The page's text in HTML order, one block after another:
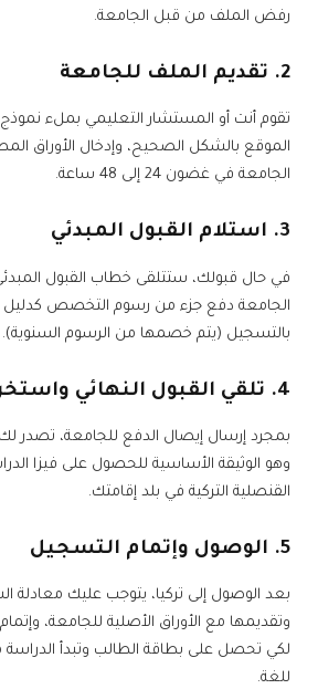
رفض الملف من قبل الجامعة.
2. تقديم الملف للجامعة
تقوم أنت أو المستشار التعليمي بملء نموذج
الموقع بالشكل الصحيح، وإدخال الأوراق
الجامعة في غضون 24 إلى 48 ساعة.
3. استلام القبول المبدئي
في حال قبولك، ستتلقى خطاب القبول
الجامعة دفع جزء من رسوم التخصص كدليل
بالتسجيل (يتم خصمها من الرسوم السنوية).
4. تلقي القبول النهائي واستخراج الفيزا
بمجرد إرسال إيصال الدفع للجامعة، تصدر
وهو الوثيقة الأساسية للحصول على فيزا
القنصلية التركية في بلد إقامتك.
5. الوصول وإتمام التسجيل
بعد الوصول إلى تركيا، يتوجب عليك معادلة
وتقديمها مع الأوراق الأصلية للجامعة،
لكي تحصل على بطاقة الطالب وتبدأ الدراسة
للغة.